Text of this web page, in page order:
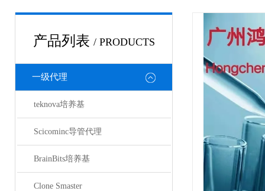
产品列表 / PRODUCTS
一级代理
teknova培养基
Scicominc导管代理
BrainBits培养基
Clone Smaster